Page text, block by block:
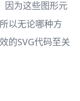
因为这些图形元
以无论哪种方
的SVG代码至关